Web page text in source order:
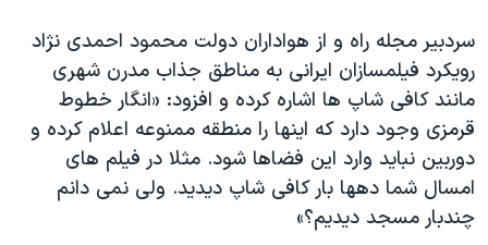
سردبیر مجله راه و از هواداران دولت محمود احمدی نژاد
رویکرد فیلمسازان ایرانی به مناطق جذاب مدرن شهری
مانند کافی شاپ ها اشاره کرده و افزود: «انگار خطوط
قرمزی وجود دارد که اینها را منطقه ممنوعه اعلام كرده و
دوربین نباید وارد این فضاها شود. مثلا در فیلم های
امسال شما دهها بار کافی شاپ دیدید. ولی نمی دانم
چندبار مسجد دیدیم؟»